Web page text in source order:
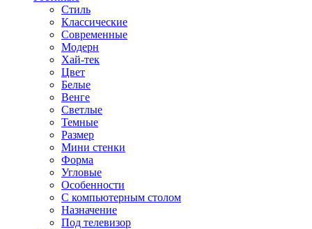
Стиль
Классические
Современные
Модерн
Хай-тек
Цвет
Белые
Венге
Светлые
Темные
Размер
Мини стенки
Форма
Угловые
Особенности
С компьютерным столом
Назначение
Под телевизор